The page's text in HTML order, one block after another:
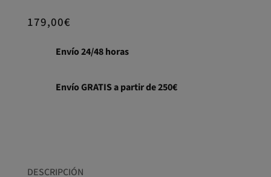
179,00€
Envío 24/48 horas
Envío GRATIS a partir de 250€
DESCRIPCIÓN